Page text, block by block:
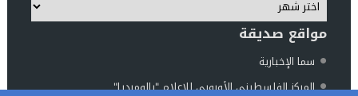
مواقع صديقة
سما الإخبارية
المركز الفلسطيني الأوروبي للإعلام "بالوميديا"